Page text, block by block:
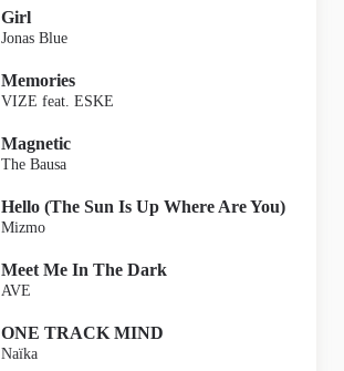
Girl
Jonas Blue
Memories
VIZE feat. ESKE
Magnetic
The Bausa
Hello (The Sun Is Up Where Are You)
Mizmo
Meet Me In The Dark
AVE
ONE TRACK MIND
Naïka